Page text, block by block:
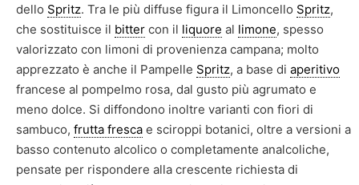
dello Spritz. Tra le più diffuse figura il Limoncello Spritz,
che sostituisce il bitter con il liquore al limone, spesso
valorizzato con limoni di provenienza campana; molto
apprezzato è anche il Pampelle Spritz, a base di aperitivo
francese al pompelmo rosa, dal gusto più agrumato e
meno dolce. Si diffondono inoltre varianti con fiori di
sambuco, frutta fresca e sciroppi botanici, oltre a versioni a
basso contenuto alcolico o completamente analcoliche,
pensate per rispondere alla crescente richiesta di